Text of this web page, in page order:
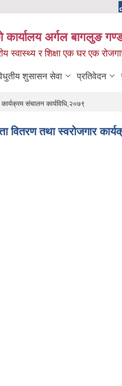
कार्यालय अर्गल बागलुङ
स्वास्थ्य र शिक्षा एक घर एक
शुसासन सेवा प्रतिवेदन
कार्यक्रम संचालन कार्यविधि,२०७९
वितरण तथा स्वरोजगार